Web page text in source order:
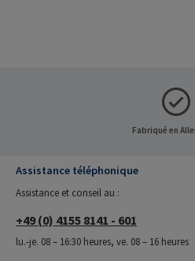
Fabriqué en
Assistance téléphonique
Assistance et conseil au :
+49 (0) 4155 8141 - 601
lu.-je. 08 – 16:30 heures, ve. 08 – 16 heures